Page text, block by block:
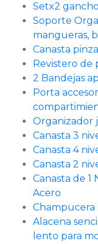
Setx2
Soporte
mangueras,
Canasta
Revistero de
2 Bandejas
Porta
Organizador
Canasta 3
Canasta 4
Canasta 2
Canasta de
Acero
Champucera
Alacena
lento para